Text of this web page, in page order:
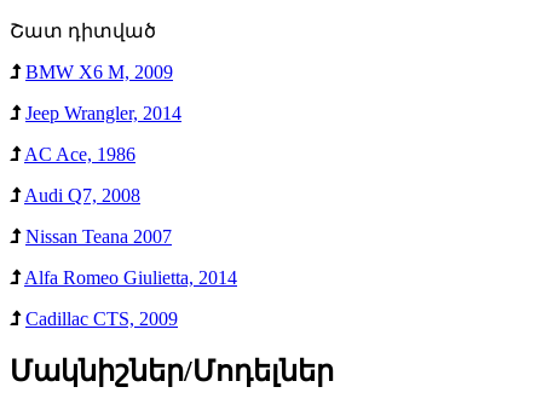
Շատ դիտված
BMW X6 M, 2009
Jeep Wrangler, 2014
AC Ace, 1986
Audi Q7, 2008
Nissan Teana 2007
Alfa Romeo Giulietta, 2014
Cadillac CTS, 2009
Մակնիշներ/Մոդելներ